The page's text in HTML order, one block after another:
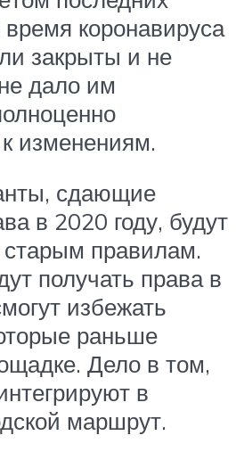
коронавируса
закрыты и не
дало им
к изменениям.
сдающие
в 2020 году, будут
старым правилам.
получать права в
избежать
раньше
Дело в том,
в
маршрут.